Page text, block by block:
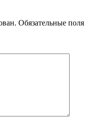
Обязательные поля